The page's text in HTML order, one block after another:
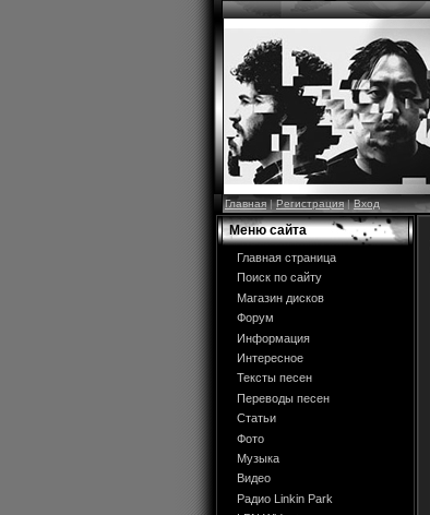
Главная|Регистрация|Вход
Меню сайта
Главная страница
Поиск по сайту
Магазин дисков
Форум
Информация
Интересное
Тексты песен
Переводы песен
Статьи
Фото
Музыка
Видео
Радио Linkin Park